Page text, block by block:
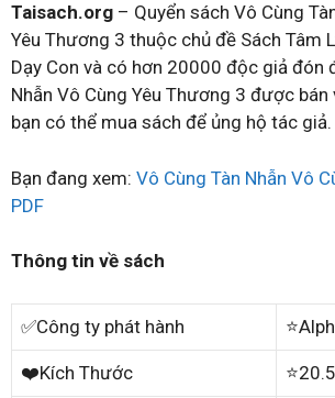
Taisach.org – Quyển sách Vô Cùng
Yêu Thương 3 thuộc chủ đề Sách Tâm
Dạy Con và có hơn 20000 độc giả đón
Nhẫn Vô Cùng Yêu Thương 3 được
bạn có thể mua sách để ủng hộ tác giả.
Bạn đang xem: Vô Cùng Tàn Nhẫn Vô
PDF
Thông tin về sách
✅Công ty phát hành
❤️Kích Thước